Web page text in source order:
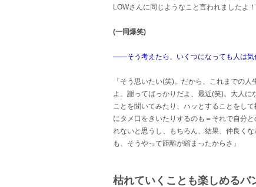
LOWさんに同じようなこと言われましたよ！
(一同爆笑)
――そう考えたら、いくつになっても人は気
「そう思いたい(笑)。だから、これまでの
よ。謝ってばっかりだよ、最近(笑)。大人
ことを聞いてみたり、ハッとすることをし
にタメ口をきいたりするのも＝それで自分
れないと思うし、もちろん、結果、仲良く
も、そうやって距離が縮まったからさ」
枯れていくことも楽しめるバ